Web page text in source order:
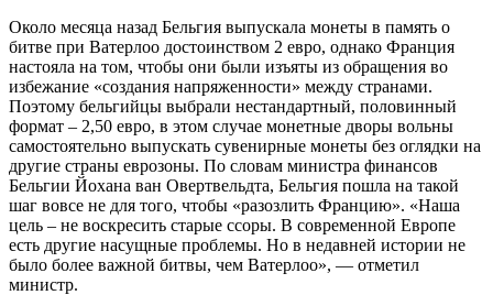
Около месяца назад Бельгия выпускала монеты в память о
битве при Ватерлоо достоинством 2 евро, однако Франция
настояла на том, чтобы они были изъяты из обращения во
избежание «создания напряженности» между странами.
Поэтому бельгийцы выбрали нестандартный, половинный
формат – 2,50 евро, в этом случае монетные дворы вольны
самостоятельно выпускать сувенирные монеты без оглядки на
другие страны еврозоны. По словам министра финансов
Бельгии Йохана ван Овертвельдта, Бельгия пошла на такой
шаг вовсе не для того, чтобы «разозлить Францию». «Наша
цель – не воскресить старые ссоры. В современной Европе
есть другие насущные проблемы. Но в недавней истории не
было более важной битвы, чем Ватерлоо», — отметил
министр.